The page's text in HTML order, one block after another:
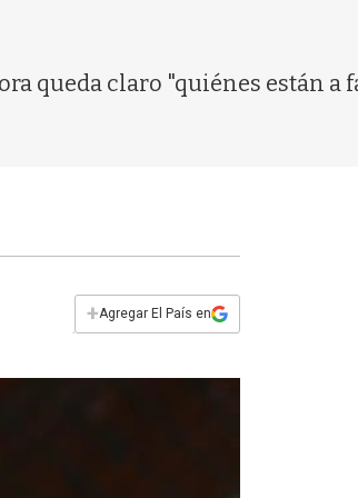
queda claro "quiénes están a
+Agregar El País en